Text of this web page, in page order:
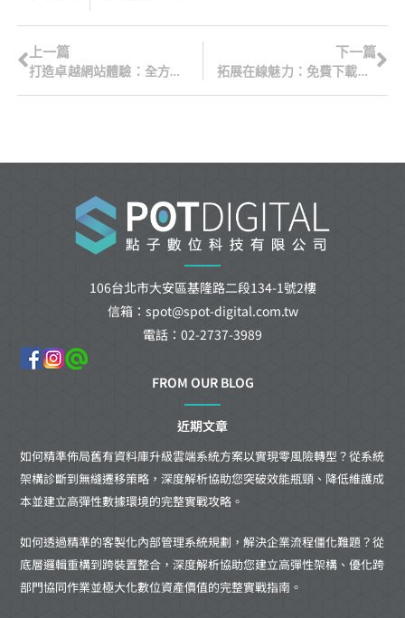
上一篇
打造卓越網站體驗：全方位網頁設計報價詳解
下一篇
拓展在線魅力：免費下載網頁模板，精心打造引人入勝的網站體驗，提升您在線存在的吸引力
106台北市大安區基隆路二段134-1號2樓
信箱：spot@spot-digital.com.tw
電話：02-2737-3989
FROM OUR BLOG
近期文章
如何精準佈局舊有資料庫升級雲端系統方案以實現零風險轉型？從系統
架構診斷到無縫遷移策略，深度解析協助您突破效能瓶頸、降低維護成
本並建立高彈性數據環境的完整實戰攻略。
如何透過精準的客製化內部管理系統規劃，解決企業流程僵化難題？從
底層邏輯重構到跨裝置整合，深度解析協助您建立高彈性架構、優化跨
部門協同作業並極大化數位資產價值的完整實戰指南。